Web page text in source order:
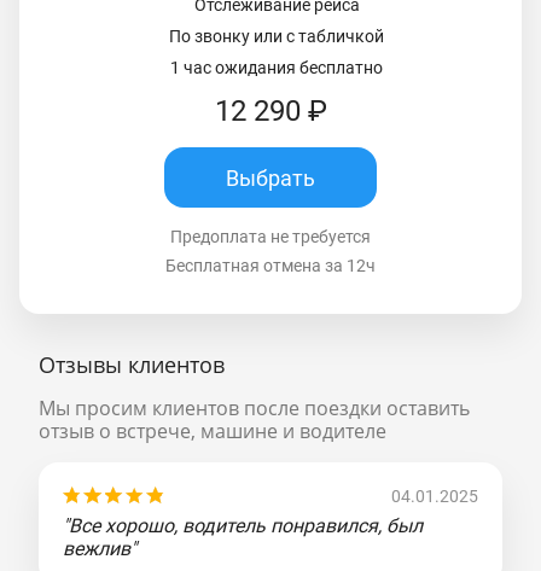
Отслеживание рейса
По звонку или с табличкой
1 час ожидания бесплатно
12 290 ₽
Выбрать
Предоплата не требуется
Бесплатная отмена за 12ч
Отзывы клиентов
Мы просим клиентов после поездки оставить
отзыв о встрече, машине и водителе
04.01.2025
"Все хорошо, водитель понравился, был
вежлив"